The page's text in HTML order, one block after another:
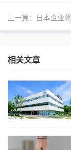
上一篇： 日本企业将使用iPS细
相关文章